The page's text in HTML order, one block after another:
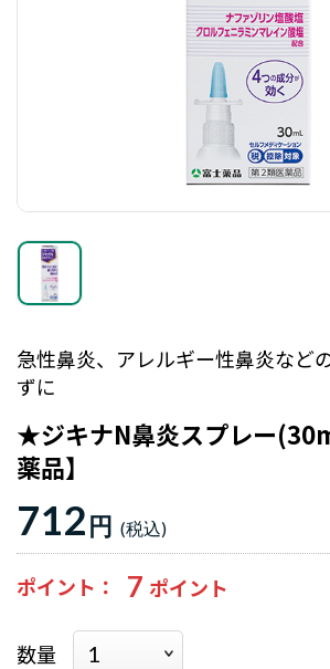
急性鼻炎、アレルギー性鼻炎など
ずに
★ジキナN鼻炎スプレー
薬品】
712円
ポイント 7
数量